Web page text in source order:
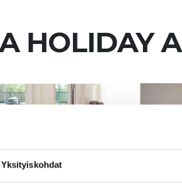
Yksityiskohdat
HOLIDAY